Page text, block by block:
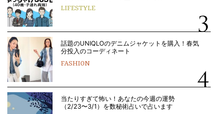
LIFESTYLE
話題のUNIQLOのデニムジャケットを購入！春気
分投入のコーディネート
FASHION
当たりすぎて怖い！あなたの今週の運勢
（2/23〜3/1）を数秘術占いで占います